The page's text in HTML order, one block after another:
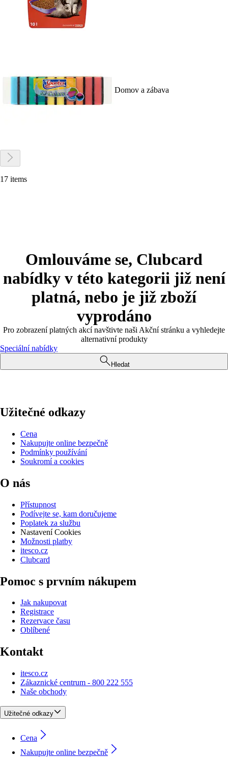
Domov a zábava
17 items
Omlouváme se, Clubcard
nabídky v této kategorii již není
platná, nebo je již zboží
vyprodáno
Pro zobrazení platných akcí navštivte naši Akční stránku a vyhledejte
alternativní produkty
Speciální nabídky
Hledat
Užitečné odkazy
Cena
Nakupujte online bezpečně
Podmínky používání
Soukromí a cookies
O nás
Přístupnost
Podívejte se, kam doručujeme
Poplatek za službu
Nastavení Cookies
Možnosti platby
itesco.cz
Clubcard
Pomoc s prvním nákupem
Jak nakupovat
Registrace
Rezervace času
Oblíbené
Kontakt
itesco.cz
Zákaznické centrum - 800 222 555
Naše obchody
Užitečné odkazy
Cena
Nakupujte online bezpečně